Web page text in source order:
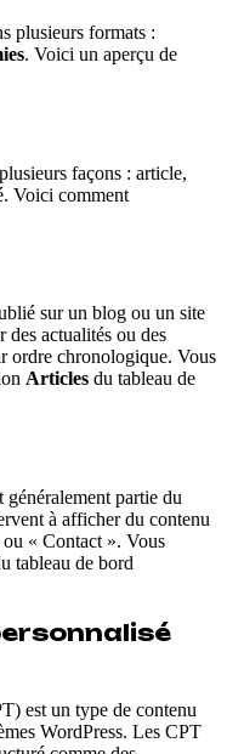
plusieurs formats :
. Voici un aperçu de
façons : article,
Voici comment
sur un blog ou un site
des actualités ou des
ordre chronologique. Vous
Articles du tableau de
partie du
à afficher du contenu
« Contact ». Vous
tableau de bord
est un type de contenu
WordPress. Les CPT